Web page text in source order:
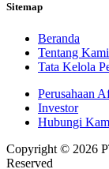
Sitemap
Beranda
Tentang Kami
Tata Kelola
Perusahaan
Investor
Hubungi
Copyright © 2026
Reserved